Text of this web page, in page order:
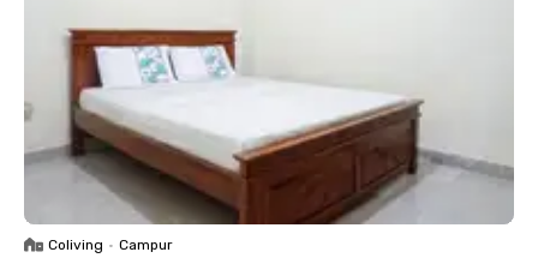
Coliving • Campur